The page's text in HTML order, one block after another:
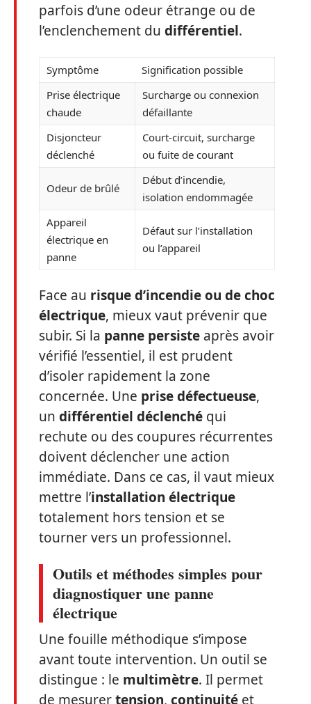
parfois d’une odeur étrange ou de
l’enclenchement du différentiel.
Symptôme
Signification possible
Prise électrique
chaude
Surcharge ou connexion
défaillante
Disjoncteur
déclenché
Court-circuit, surcharge
ou fuite de courant
Odeur de brûlé
Début d’incendie,
isolation endommagée
Appareil
électrique en
panne
Défaut sur l’installation
ou l’appareil
Face au risque d’incendie ou de choc
électrique, mieux vaut prévenir que
subir. Si la panne persiste après avoir
vérifié l’essentiel, il est prudent
d’isoler rapidement la zone
concernée. Une prise défectueuse,
un différentiel déclenché qui
rechute ou des coupures récurrentes
doivent déclencher une action
immédiate. Dans ce cas, il vaut mieux
mettre l’installation électrique
totalement hors tension et se
tourner vers un professionnel.
Outils et méthodes simples pour
diagnostiquer une panne
électrique
Une fouille méthodique s’impose
avant toute intervention. Un outil se
distingue : le multimètre. Il permet
de mesurertension, continuité et